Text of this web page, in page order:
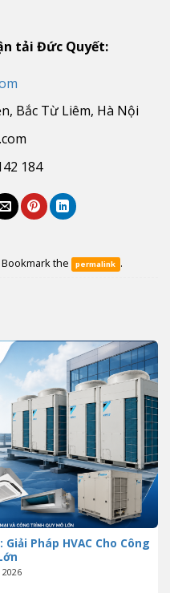
tải Đức Quyết:
Bắc Từ Liêm, Hà Nội
184
Bookmark the permalink .
Pháp HVAC Cho Công
2026